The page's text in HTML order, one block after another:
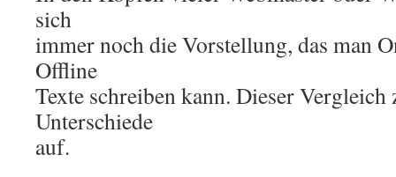
sich
immer noch die Vorstellung, das man
Offline
Texte schreiben kann. Dieser Vergleich
Unterschiede
auf.